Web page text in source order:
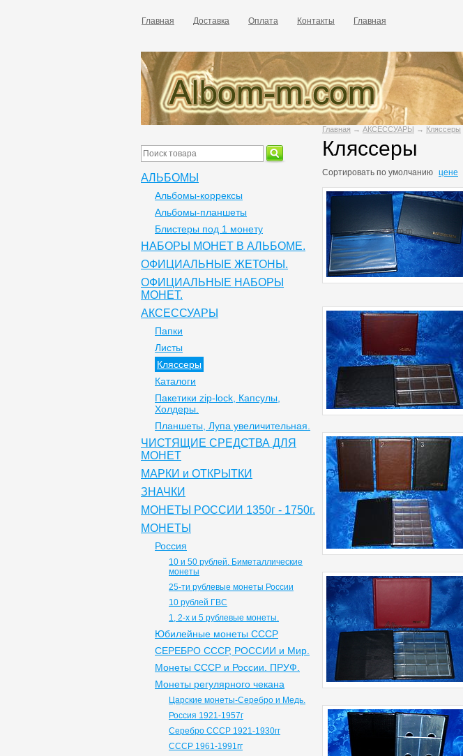
Главная Доставка Оплата Контакты Главная
Главная → АКСЕССУАРЫ → Кляссеры
Кляссеры
Сортировать по умолчанию цене
АЛЬБОМЫ
Альбомы-коррексы
Альбомы-планшеты
Блистеры под 1 монету
НАБОРЫ МОНЕТ В АЛЬБОМЕ.
ОФИЦИАЛЬНЫЕ ЖЕТОНЫ.
ОФИЦИАЛЬНЫЕ НАБОРЫ
МОНЕТ.
АКСЕССУАРЫ
Папки
Листы
Кляссеры
Каталоги
Пакетики zip-lock, Капсулы,
Холдеры.
Планшеты, Лупа увеличительная.
ЧИСТЯЩИЕ СРЕДСТВА ДЛЯ
МОНЕТ
МАРКИ и ОТКРЫТКИ
ЗНАЧКИ
МОНЕТЫ РОССИИ 1350г - 1750г.
МОНЕТЫ
Россия
10 и 50 рублей. Биметаллические
монеты
25-ти рублевые монеты России
10 рублей ГВС
1, 2-х и 5 рублевые монеты.
Юбилейные монеты СССР
СЕРЕБРО СССР, РОССИИ и Мир.
Монеты СССР и России. ПРУФ.
Монеты регулярного чекана
Царские монеты-Серебро и Медь.
Россия 1921-1957г
Серебро СССР 1921-1930гг
СССР 1961-1991гг